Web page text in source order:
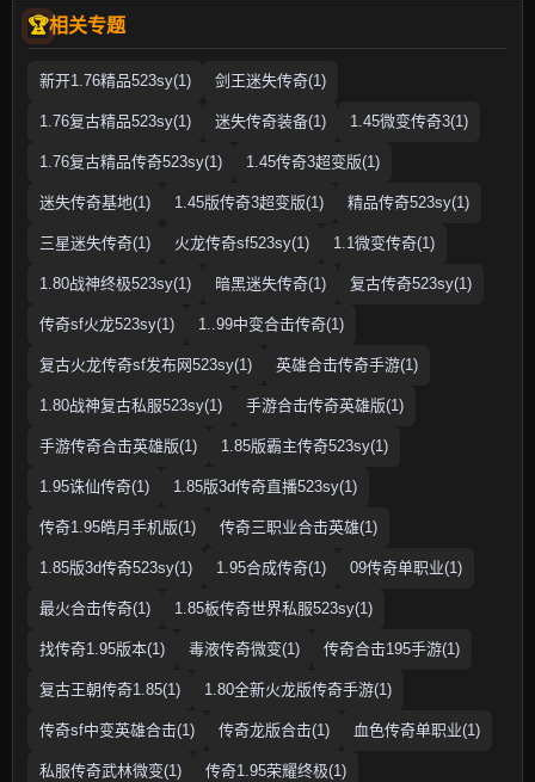
相关专题
新开1.76精品523sy(1) 剑王迷失传奇(1)
1.76复古精品523sy(1) 迷失传奇装备(1) 1.45微变传奇3(1)
1.76复古精品传奇523sy(1) 1.45传奇3超变版(1)
迷失传奇基地(1) 1.45版传奇3超变版(1) 精品传奇523sy(1)
三星迷失传奇(1) 火龙传奇sf523sy(1) 1.1微变传奇(1)
1.80战神终极523sy(1) 暗黑迷失传奇(1) 复古传奇523sy(1)
传奇sf火龙523sy(1) 1..99中变合击传奇(1)
复古火龙传奇sf发布网523sy(1) 英雄合击传奇手游(1)
1.80战神复古私服523sy(1) 手游合击传奇英雄版(1)
手游传奇合击英雄版(1) 1.85版霸主传奇523sy(1)
1.95诛仙传奇(1) 1.85版3d传奇直播523sy(1)
传奇1.95皓月手机版(1) 传奇三职业合击英雄(1)
1.85版3d传奇523sy(1) 1.95合成传奇(1) 09传奇单职业(1)
最火合击传奇(1) 1.85板传奇世界私服523sy(1)
找传奇1.95版本(1) 毒液传奇微变(1) 传奇合击195手游(1)
复古王朝传奇1.85(1) 1.80全新火龙版传奇手游(1)
传奇sf中变英雄合击(1) 传奇龙版合击(1) 血色传奇单职业(1)
私服传奇武林微变(1) 传奇1.95荣耀终极(1)